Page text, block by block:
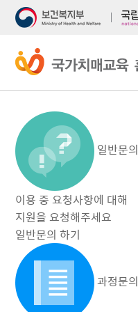
가
기
일반문의
이용 중 요청사항에 대해
지원을 요청해주세요
일반문의 하기
과정문의